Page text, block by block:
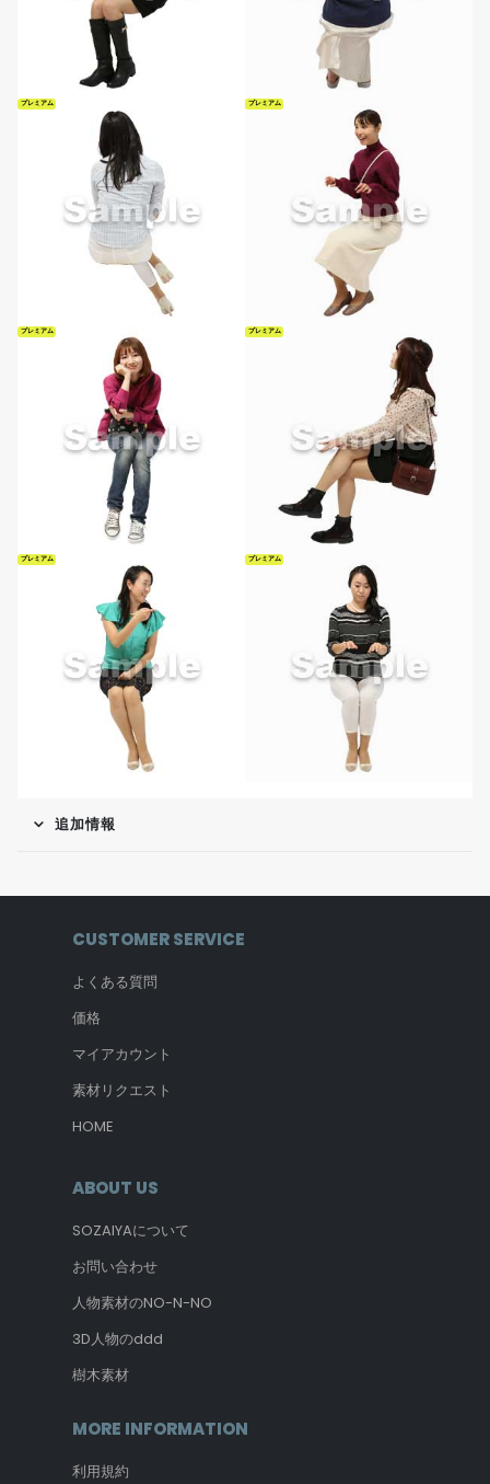
プレミアム プレミアム
プレミアム プレミアム
プレミアム プレミアム
追加情報
CUSTOMER SERVICE
よくある質問
価格
マイアカウント
素材リクエスト
HOME
ABOUT US
SOZAIYAについて
お問い合わせ
人物素材のNO-N-NO
3D人物のddd
樹木素材
MORE INFORMATION
利用規約